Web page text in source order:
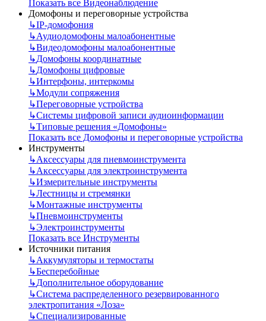
Показать все Видеонаблюдение
Домофоны и переговорные устройства
↳IP-домофония
↳Аудиодомофоны малоабонентные
↳Видеодомофоны малоабонентные
↳Домофоны координатные
↳Домофоны цифровые
↳Интерфоны, интеркомы
↳Модули сопряжения
↳Переговорные устройства
↳Системы цифровой записи аудиоинформации
↳Типовые решения «Домофоны»
Показать все Домофоны и переговорные устройства
Инструменты
↳Аксессуары для пневмоинструмента
↳Аксессуары для электроинструмента
↳Измерительные инструменты
↳Лестницы и стремянки
↳Монтажные инструменты
↳Пневмоинструменты
↳Электроинструменты
Показать все Инструменты
Источники питания
↳Аккумуляторы и термостаты
↳Бесперебойные
↳Дополнительное оборудование
↳Система распределенного резервированного
электропитания «Лоза»
↳Специализированные